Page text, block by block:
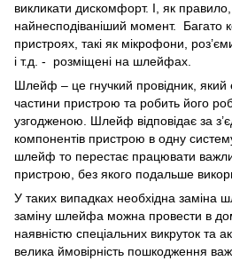
викликати дискомфорт. І, як
найнесподіваніший момент. Багато
пристроях, такі як мікрофони,
і т.д. - розміщені на шлейфах.
Шлейф – це гнучкий провідник, який
частини пристрою та робить його
узгодженою. Шлейф відповідає за
компонентів пристрою в одну
шлейф то перестає працювати
пристрою, без якого подальше
У таких випадках необхідна заміна
заміну шлейфа можна провести в
наявністю спеціальних викруток та
велика ймовірність пошкодження